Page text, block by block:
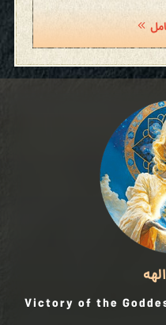
Victory of the